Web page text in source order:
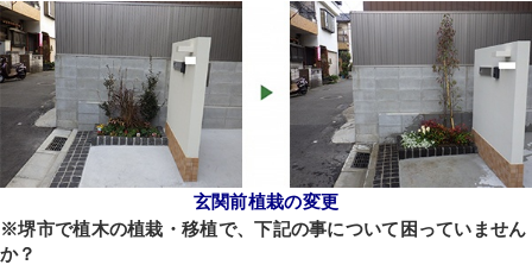
玄関前植栽の変更
※堺市で植木の植栽・移植で、下記の事について困っていません
か？